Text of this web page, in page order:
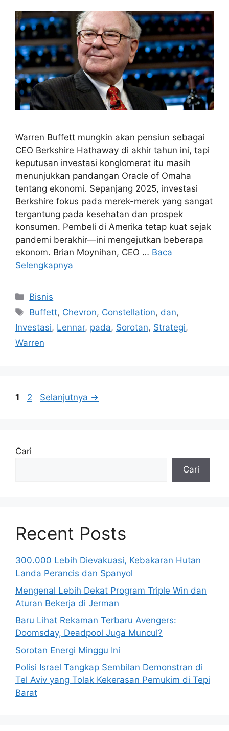
Warren Buffett mungkin akan pensiun sebagai
CEO Berkshire Hathaway di akhir tahun ini, tapi
keputusan investasi konglomerat itu masih
menunjukkan pandangan Oracle of Omaha
tentang ekonomi. Sepanjang 2025, investasi
Berkshire fokus pada merek-merek yang sangat
tergantung pada kesehatan dan prospek
konsumen. Pembeli di Amerika tetap kuat sejak
pandemi berakhir—ini mengejutkan beberapa
ekonom. Brian Moynihan, CEO … Baca
Selengkapnya
Kategori
Bisnis
Tag
Buffett, Chevron, Constellation, dan,
Investasi, Lennar, pada, Sorotan, Strategi,
Warren
Halaman
1 Halaman
2 Selanjutnya →
Cari
Cari
Recent Posts
300.000 Lebih Dievakuasi, Kebakaran Hutan
Landa Perancis dan Spanyol
Mengenal Lebih Dekat Program Triple Win dan
Aturan Bekerja di Jerman
Baru Lihat Rekaman Terbaru Avengers:
Doomsday, Deadpool Juga Muncul?
Sorotan Energi Minggu Ini
Polisi Israel Tangkap Sembilan Demonstran di
Tel Aviv yang Tolak Kekerasan Pemukim di Tepi
Barat